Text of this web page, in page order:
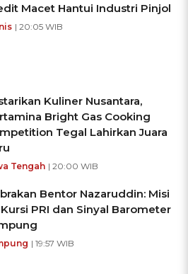
Macet Hantui Industri Pinjol
| 20:05 WIB
Kuliner Nusantara,
Bright Gas Cooking
Tegal Lahirkan Juara
Tengah | 20:00 WIB
Bentor Nazaruddin: Misi
PRI dan Sinyal Barometer
| 19:57 WIB